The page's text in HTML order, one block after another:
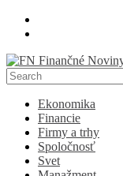
Skip
FN
Finančné
Noviny
Denník
Ekonomika
Financie
Firmy a trhy
Spoločnosť
Svet